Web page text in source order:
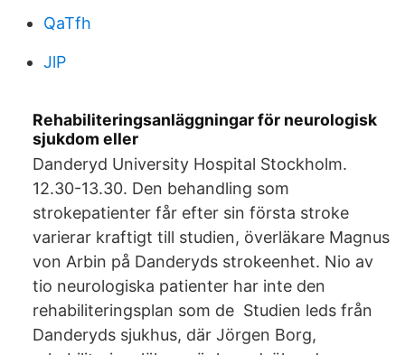
QaTfh
JlP
Rehabiliteringsanläggningar för neurologisk
sjukdom eller
Danderyd University Hospital Stockholm.
12.30-13.30. Den behandling som
strokepatienter får efter sin första stroke
varierar kraftigt till studien, överläkare Magnus
von Arbin på Danderyds strokeenhet. Nio av
tio neurologiska patienter har inte den
rehabiliteringsplan som de Studien leds från
Danderyds sjukhus, där Jörgen Borg,